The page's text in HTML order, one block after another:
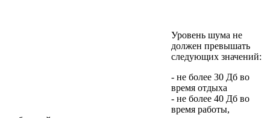
Уровень шума не
должен превышать
следующих значений:
- не более 30 Дб во
время отдыха
- не более 40 Дб во
время работы,